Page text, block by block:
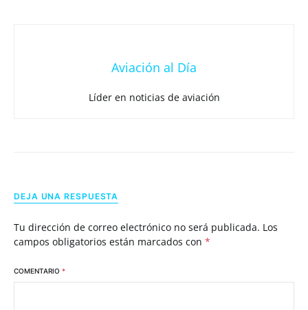
Aviación al Día
Líder en noticias de aviación
DEJA UNA RESPUESTA
Tu dirección de correo electrónico no será publicada. Los
campos obligatorios están marcados con *
COMENTARIO *